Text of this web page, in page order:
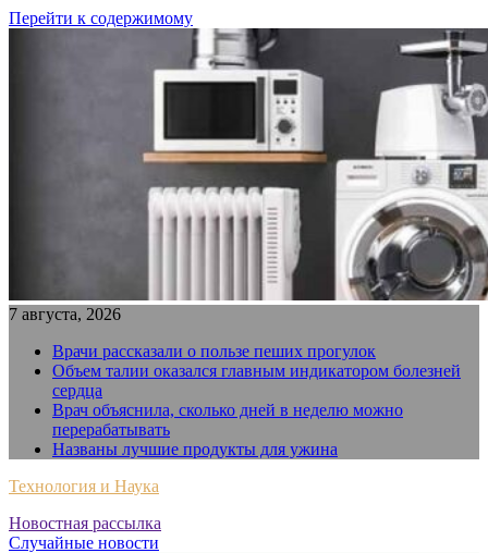
Перейти к содержимому
7 августа, 2026
Врачи рассказали о пользе пеших прогулок
Объем талии оказался главным индикатором болезней
сердца
Врач объяснила, сколько дней в неделю можно
перерабатывать
Названы лучшие продукты для ужина
Технология и Наука
Новостная рассылка
Случайные новости